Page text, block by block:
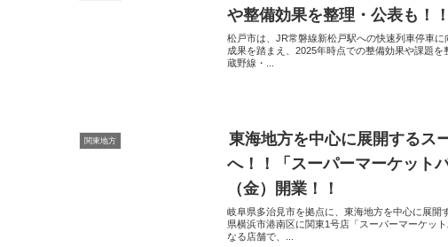
や整備効果を整理・公表も！！
松戸市は、JR常磐線新松戸駅への快速列車停車
成果を踏まえ、2025年時点での整備効果や課題
蔵野線・...
関東地方
東海地方を中心に展開するス
へ！！「スーパーマーケット
（金）開業！！
岐阜県多治見市を拠点に、東海地方を中心に展開
県横浜市港南区に関東1号店「スーパーマーケッ
なる店舗で、...